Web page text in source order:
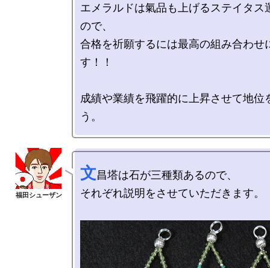
エメラルドは氣品も上げるステイタス
ので、
合格を祈願するには最高の組み合わせ
す！！
成績や業績を飛躍的に上昇させて地位
文昌塔は石が三種類あるので、
それぞれ説明をさせていただきます。